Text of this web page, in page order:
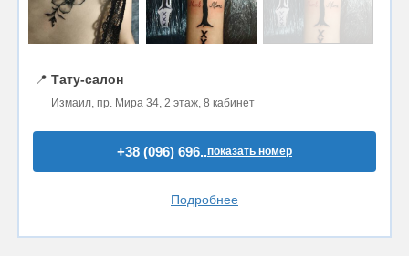
📍 Тату-салон
Измаил, пр. Мира 34, 2 этаж, 8 кабинет
+38 (096) 696..показать номер
Подробнее